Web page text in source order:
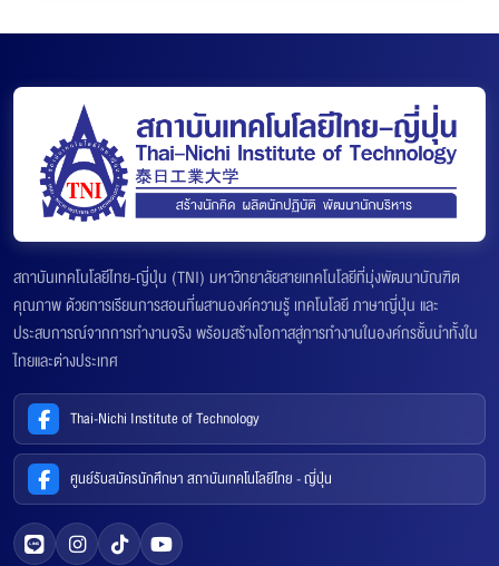
สถาบันเทคโนโลยีไทย-ญี่ปุ่น (TNI) มหาวิทยาลัยสายเทคโนโลยีที่มุ่งพัฒนาบัณฑิต
คุณภาพ ด้วยการเรียนการสอนที่ผสานองค์ความรู้ เทคโนโลยี ภาษาญี่ปุ่น และ
ประสบการณ์จากการทำงานจริง พร้อมสร้างโอกาสสู่การทำงานในองค์กรชั้นนำทั้งใน
ไทยและต่างประเทศ
Thai-Nichi Institute of Technology
ศูนย์รับสมัครนักศึกษา สถาบันเทคโนโลยีไทย - ญี่ปุ่น